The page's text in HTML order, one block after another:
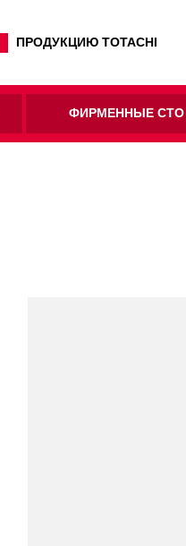
ПРОДУКЦИЮ TOTACHI
ФИРМЕННЫЕ СТО